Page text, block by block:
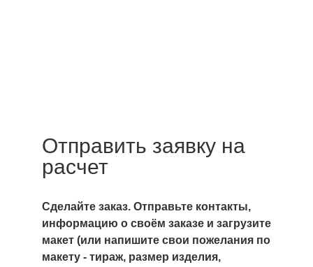
Отправить заявку на
расчет
Сделайте заказ. Отправьте контакты,
информацию о своём заказе и загрузите
макет (или напишите свои пожелания по
макету - тираж, размер изделия,